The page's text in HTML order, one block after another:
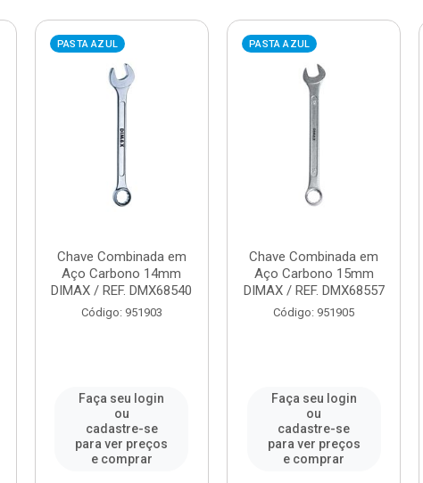
PASTA AZUL
Chave Combinada em
Aço Carbono 14mm
DIMAX / REF. DMX68540
Código: 951903
Faça seu login
ou
cadastre-se
para ver preços
e comprar
PASTA AZUL
Chave Combinada em
Aço Carbono 15mm
DIMAX / REF. DMX68557
Código: 951905
Faça seu login
ou
cadastre-se
para ver preços
e comprar